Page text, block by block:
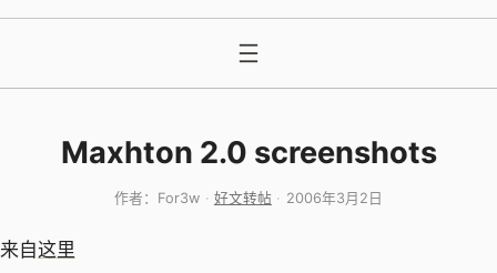
Maxhton 2.0 screenshots
作者： For3w 好文转帖 2006年3月2日
来自这里